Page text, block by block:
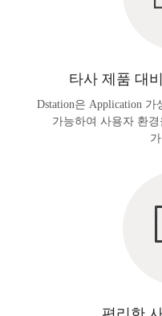
타사 제품 대
Dstation은 Application 가
가능하여 사용자 환